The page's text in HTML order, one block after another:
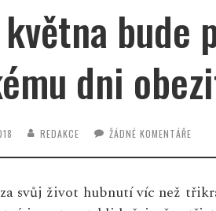
května bude
dni
REDAKCE ŽÁDNÉ KOMENTÁŘE
svůj život hubnutí víc než